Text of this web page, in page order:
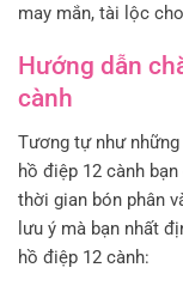
may mắn, tài lộc
Hướng dẫn
cành
Tương tự như
hồ điệp 12 cành
thời gian bón phân
lưu ý mà bạn nhất
hồ điệp 12 cành: